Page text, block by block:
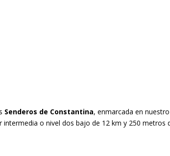
Senderos de Constantina, enmarcada en
o nivel dos bajo de 12 km y 250 metros